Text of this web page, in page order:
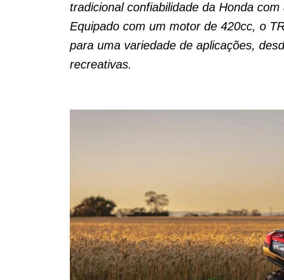
tradicional confiabilidade da Honda
Equipado com um motor de 420cc, o
para uma variedade de aplicações,
recreativas.